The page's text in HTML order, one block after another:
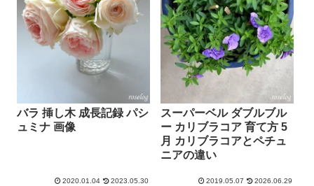
バラ 挿し木 成長記録 パシ
ュミナ 画像
2020.01.04 2023.05.30
スーパーベル ダブルブル
ー カリブラコア 育て方 5
月 カリブラコアとペチュ
ニアの違い
2019.05.07 2026.06.29